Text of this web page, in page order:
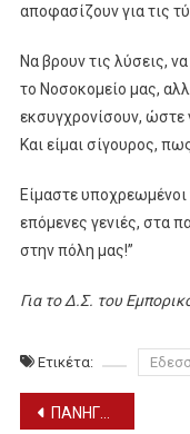
αποφασίζουν για τις
Να βρουν τις λύσεις,
το Νοσοκομείο μας,
εκσυγχρονίσουν, ώστε
Και είμαι σίγουρος,
Είμαστε υποχρεωμένοι
επόμενες γενιές, στα
στην πόλη μας!”
Για το Δ.Σ. του
Ετικέτα:
Πλοήγηση
ΠΑΝΗΓΥΡΗ ΑΓΙΟΥ ΝΙΚΟΛΑΟΥ ΣΤΑ ΓΙΑΝΝΙΤΣΑ (6/12)